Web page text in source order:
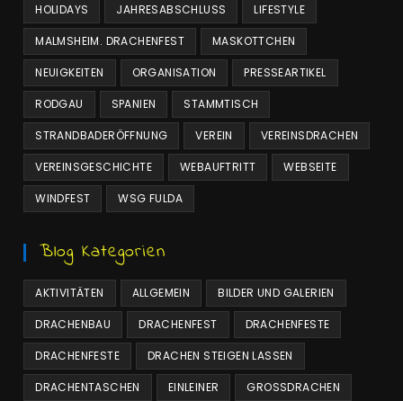
HOLIDAYS JAHRESABSCHLUSS LIFESTYLE
MALMSHEIM. DRACHENFEST MASKOTTCHEN
NEUIGKEITEN ORGANISATION PRESSEARTIKEL
RODGAU SPANIEN STAMMTISCH
STRANDBADERÖFFNUNG VEREIN VEREINSDRACHEN
VEREINSGESCHICHTE WEBAUFTRITT WEBSEITE
WINDFEST WSG FULDA
Blog Kategorien
AKTIVITÄTEN ALLGEMEIN BILDER UND GALERIEN
DRACHENBAU DRACHENFEST DRACHENFESTE
DRACHENFESTE DRACHEN STEIGEN LASSEN
DRACHENTASCHEN EINLEINER GROSSDRACHEN